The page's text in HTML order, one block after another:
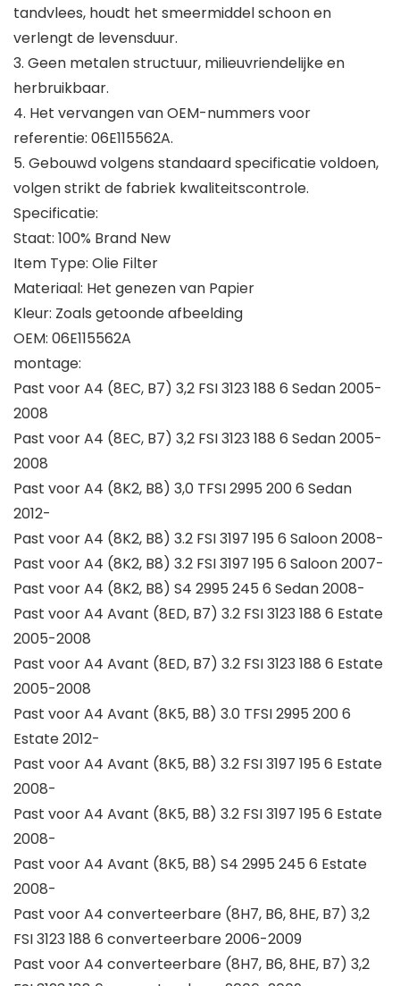
tandvlees, houdt het smeermiddel schoon en
verlengt de levensduur.
3. Geen metalen structuur, milieuvriendelijke en
herbruikbaar.
4. Het vervangen van OEM-nummers voor
referentie: 06E115562A.
5. Gebouwd volgens standaard specificatie voldoen,
volgen strikt de fabriek kwaliteitscontrole.
Specificatie:
Staat: 100% Brand New
Item Type: Olie Filter
Materiaal: Het genezen van Papier
Kleur: Zoals getoonde afbeelding
OEM: 06E115562A
montage:
Past voor A4 (8EC, B7) 3,2 FSI 3123 188 6 Sedan 2005-
2008
Past voor A4 (8EC, B7) 3,2 FSI 3123 188 6 Sedan 2005-
2008
Past voor A4 (8K2, B8) 3,0 TFSI 2995 200 6 Sedan
2012-
Past voor A4 (8K2, B8) 3.2 FSI 3197 195 6 Saloon 2008-
Past voor A4 (8K2, B8) 3.2 FSI 3197 195 6 Saloon 2007-
Past voor A4 (8K2, B8) S4 2995 245 6 Sedan 2008-
Past voor A4 Avant (8ED, B7) 3.2 FSI 3123 188 6 Estate
2005-2008
Past voor A4 Avant (8ED, B7) 3.2 FSI 3123 188 6 Estate
2005-2008
Past voor A4 Avant (8K5, B8) 3.0 TFSI 2995 200 6
Estate 2012-
Past voor A4 Avant (8K5, B8) 3.2 FSI 3197 195 6 Estate
2008-
Past voor A4 Avant (8K5, B8) 3.2 FSI 3197 195 6 Estate
2008-
Past voor A4 Avant (8K5, B8) S4 2995 245 6 Estate
2008-
Past voor A4 converteerbare (8H7, B6, 8HE, B7) 3,2
FSI 3123 188 6 converteerbare 2006-2009
Past voor A4 converteerbare (8H7, B6, 8HE, B7) 3,2